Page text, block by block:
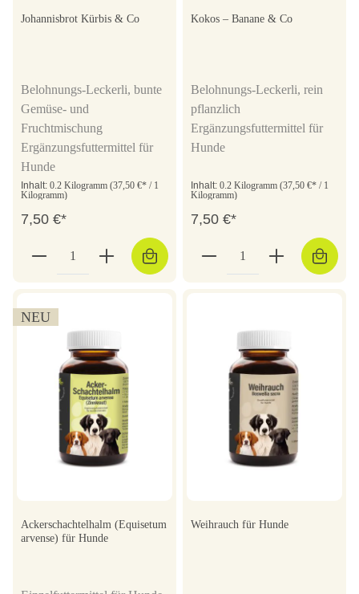
Johannisbrot Kürbis & Co
Belohnungs-Leckerli, bunte
Gemüse- und
Fruchtmischung
Ergänzungsfuttermittel für
Hunde
Inhalt: 0.2 Kilogramm (37,50 €* / 1
Kilogramm)
7,50 €*
Kokos – Banane & Co
Belohnungs-Leckerli, rein
pflanzlich
Ergänzungsfuttermittel für
Hunde
Inhalt: 0.2 Kilogramm (37,50 €* / 1
Kilogramm)
7,50 €*
NEU
Ackerschachtelhalm (Equisetum
arvense) für Hunde
Weihrauch für Hunde